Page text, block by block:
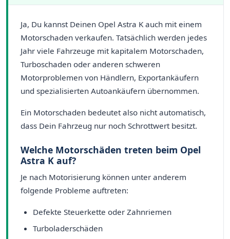
Ja, Du kannst Deinen Opel Astra K auch mit einem
Motorschaden verkaufen. Tatsächlich werden jedes
Jahr viele Fahrzeuge mit kapitalem Motorschaden,
Turboschaden oder anderen schweren
Motorproblemen von Händlern, Exportankäufern
und spezialisierten Autoankäufern übernommen.
Ein Motorschaden bedeutet also nicht automatisch,
dass Dein Fahrzeug nur noch Schrottwert besitzt.
Welche Motorschäden treten beim Opel
Astra K auf?
Je nach Motorisierung können unter anderem
folgende Probleme auftreten:
Defekte Steuerkette oder Zahnriemen
Turboladerschäden